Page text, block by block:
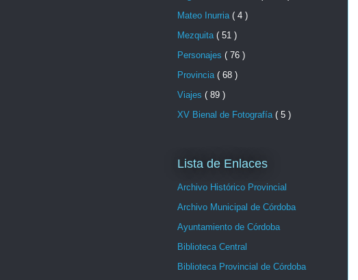
Mateo Inurria ( 4 )
Mezquita ( 51 )
Personajes ( 76 )
Provincia ( 68 )
Viajes ( 89 )
XV Bienal de Fotografía ( 5 )
Lista de Enlaces
Archivo Histórico Provincial
Archivo Municipal de Córdoba
Ayuntamiento de Córdoba
Biblioteca Central
Biblioteca Provincial de Córdoba